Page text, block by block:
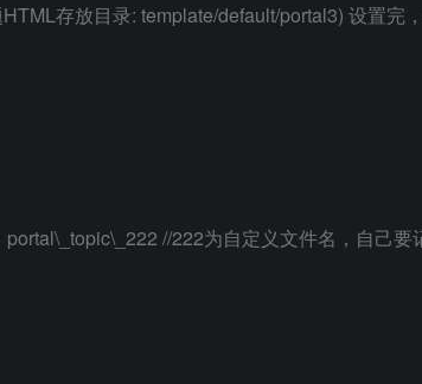
存放目录: template/default/portal3) 设置完
//222为自定义文件名，自己要